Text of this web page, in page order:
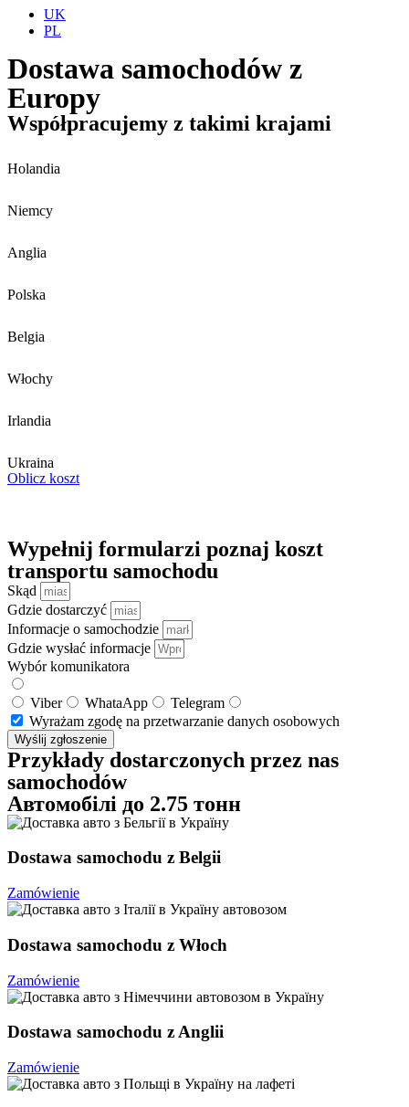
UK
PL
Dostawa samochodów z
Europy
Współpracujemy z takimi krajami
Holandia
Niemcy
Anglia
Polska
Belgia
Włochy
Irlandia
Ukraina
Oblicz koszt
Wypełnij formularzi poznaj koszt
transportu samochodu
Skąd
Gdzie dostarczyć
Informacje o samochodzie
Gdzie wysłać informacje
Wybór komunikatora
Viber WhataApp
Telegram
Wyrażam zgodę na przetwarzanie danych osobowych
Wyślij zgłoszenie
Przykłady dostarczonych przez nas
samochodów
Автомобілі до 2.75 тонн
Dostawa samochodu z Belgii
Zamówienie
Dostawa samochodu z Włoch
Zamówienie
Dostawa samochodu z Anglii
Zamówienie